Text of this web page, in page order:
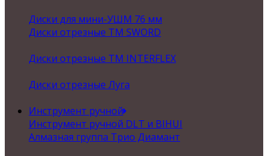
Диски для мини-УШМ 76 мм
Диски отрезные ТМ SWORD
Диски отрезные ТМ INTERFLEX
Диски отрезные Луга
Инструмент ручной
Инструмент ручной DLT и BIHUI
Алмазная группа Трио Диамант